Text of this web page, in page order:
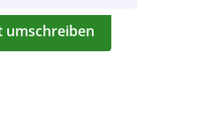
umschreiben